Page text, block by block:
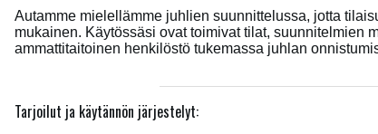
Autamme mielellämme juhlien suunnittelussa, jotta
mukainen. Käytössäsi ovat toimivat tilat, suunnitelmien
ammattitaitoinen henkilöstö tukemassa juhlan
Tarjoilut ja käytännön järjestelyt: